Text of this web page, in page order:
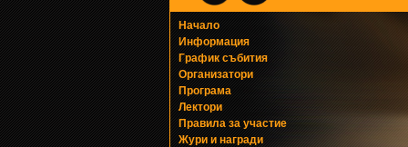
Начало
Информация
График събития
Организатори
Програма
Лектори
Правила за участие
Жури и награди